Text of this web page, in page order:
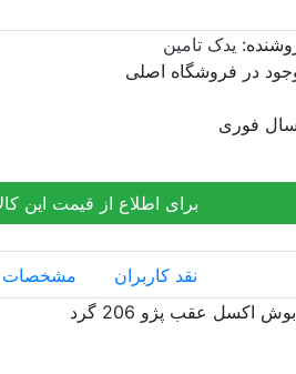
یدک تامین
در فروشگاه اصلی
فوری
برای اطلاع از قیمت این
مشخصات
نقد کاربران
بوش اکسل عقب پژو 206 گرد